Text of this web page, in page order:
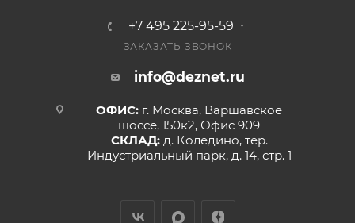
+7 495 225-95-59
ЗАКАЗАТЬ ЗВОНОК
info@deznet.ru
ОФИС: г. Москва, Варшавское
шоссе, 150к2, Офис 909
СКЛАД: д. Коледино, тер.
Индустриальный парк, д. 14, стр. 1